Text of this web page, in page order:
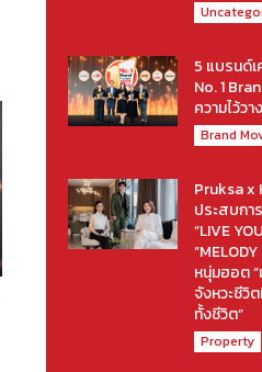
5 แบรนด์
No. 1
ความไว้ว
Brand
Pruksa x
ประสบกา
“LIVE
หนุ่มฮอต
จังหวะชีวิ
ทั้งชีวิต”
Property